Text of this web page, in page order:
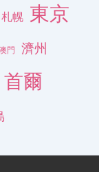
札幌 東京
門 濟州
首爾